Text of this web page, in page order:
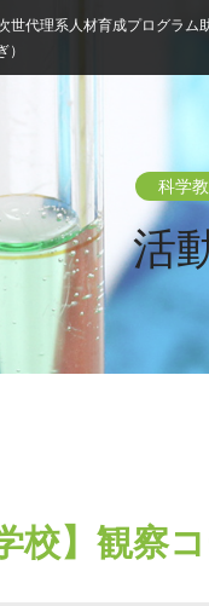
世代理系人材育成プログラム
科学
活
校】観察